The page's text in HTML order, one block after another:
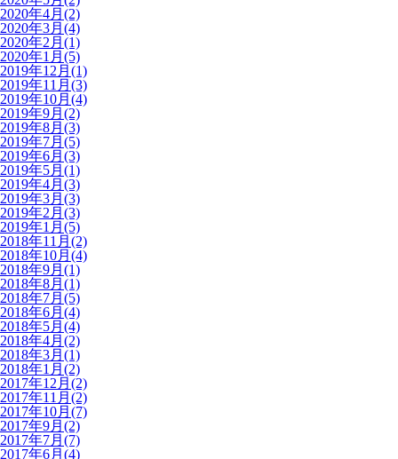
2020年4月(2)
2020年3月(4)
2020年2月(1)
2020年1月(5)
2019年12月(1)
2019年11月(3)
2019年10月(4)
2019年9月(2)
2019年8月(3)
2019年7月(5)
2019年6月(3)
2019年5月(1)
2019年4月(3)
2019年3月(3)
2019年2月(3)
2019年1月(5)
2018年11月(2)
2018年10月(4)
2018年9月(1)
2018年8月(1)
2018年7月(5)
2018年6月(4)
2018年5月(4)
2018年4月(2)
2018年3月(1)
2018年1月(2)
2017年12月(2)
2017年11月(2)
2017年10月(7)
2017年9月(2)
2017年7月(7)
2017年6月(4)